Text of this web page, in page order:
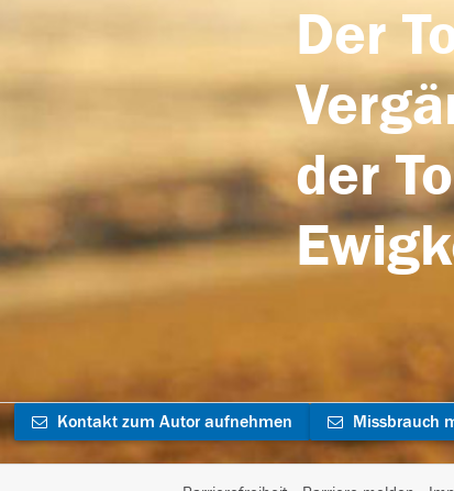
Der
der
Kontakt zum Autor aufnehmen Missbrauch